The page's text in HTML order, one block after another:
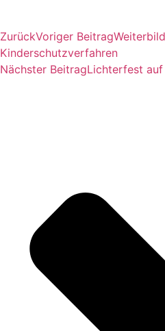
ZurückVoriger Beitrag
Kinderschutzverfahren
Nächster BeitragLichterfest auf